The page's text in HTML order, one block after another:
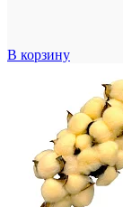
В корзину